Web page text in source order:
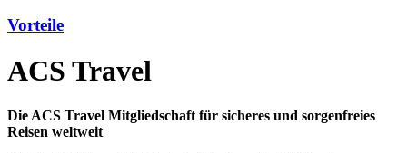
Vorteile
ACS Travel
Die ACS Travel Mitgliedschaft für sicheres und sorgenfreies
Reisen weltweit